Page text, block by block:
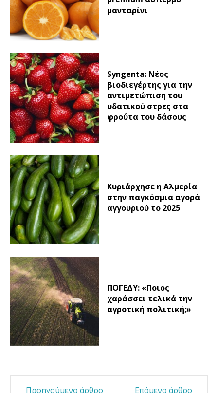
μανταρίνι
Syngenta: Νέος
βιοδιεγέρτης για την
αντιμετώπιση του
υδατικού στρες στα
φρούτα του δάσους
Κυριάρχησε η Αλμερία
στην παγκόσμια αγορά
αγγουριού το 2025
ΠΟΓΕΔΥ: «Ποιος
χαράσσει τελικά την
αγροτική πολιτική;»
Προηγούμενο άρθρο Επόμενο άρθρο